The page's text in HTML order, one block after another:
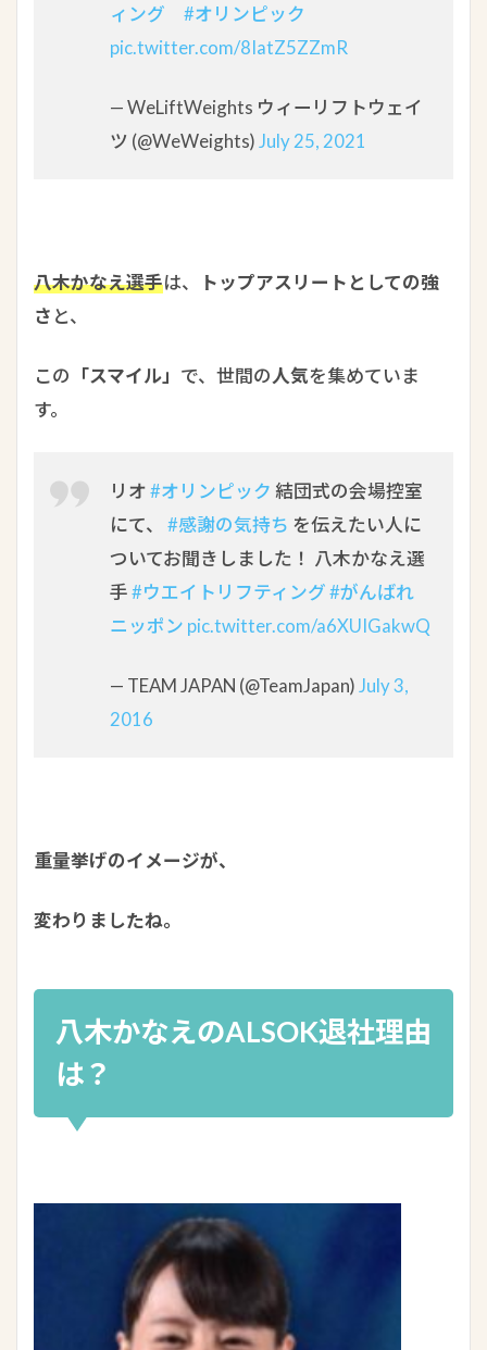
ィング
#オリンピック
pic.twitter.com/8IatZ5ZZmR
— WeLiftWeights ウィーリフトウェイ
ツ (@WeWeights)July 25, 2021
八木かなえ選手は、
トップアスリートとしての強
さ と、
この 「スマイル」 で、世間の人気を集めていま
す。
リオ#オリンピック 結団式の会場控室
にて、 #感謝の気持ち を伝えたい人に
ついてお聞きしました！ 八木かなえ選
手#ウエイトリフティング#がんばれ
ニッポン pic.twitter.com/a6XUIGakwQ
— TEAM JAPAN (@TeamJapan)July 3,
2016
重量挙げのイメージが、
変わりましたね。
八木かなえのALSOK退社理由
は？